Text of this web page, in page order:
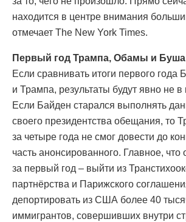
находится в центре внимания
отмечает The New York Times.
Первый год Трампа, Обамы и Буша
Если сравнивать итоги первого года
и Трампа, результаты будут явно не в
Если Байден старался выполнять
своего президентства обещания, то
за четыре года не смог довести до
часть анонсированного. Главное, что
за первый год – выйти из
партнёрства и Парижского
депортировать из США более 40
иммигрантов, совершивших внутри